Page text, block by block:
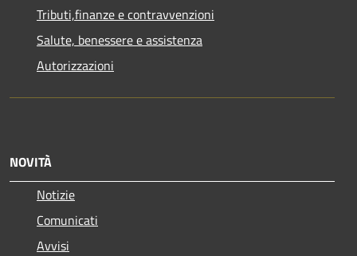
Tributi,finanze e contravvenzioni
Salute, benessere e assistenza
Autorizzazioni
NOVITÀ
Notizie
Comunicati
Avvisi